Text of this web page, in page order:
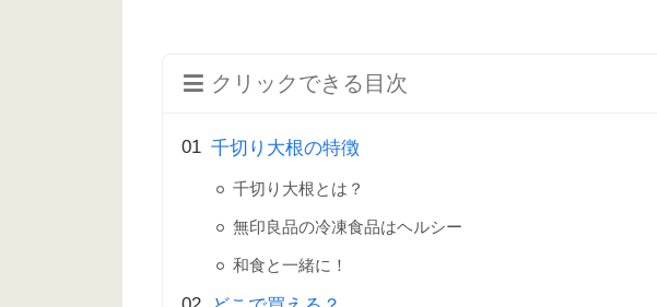
クリックできる目次
千切り大根の特徴
千切り大根とは？
無印良品の冷凍食品はヘルシー
和食と一緒に！